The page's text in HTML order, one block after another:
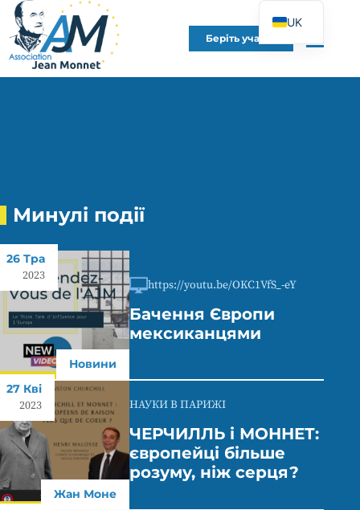
Беріть участь
Минулі події
26 Тра
2023
Новини
https://youtu.be/OKC1VfS_-eY
Бачення Європи
мексиканцями
27 Кві
2023
Жан Моне
НАУКИ В ПАРИЖІ
ЧЕРЧИЛЛЬ і МОННЕТ:
європейці більше
розуму, ніж серця?
UK
FR
EN